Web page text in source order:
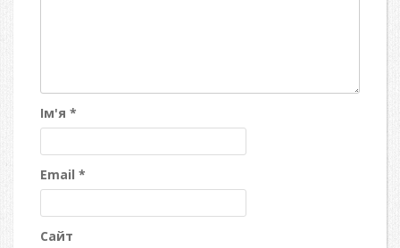
Ім'я *
Email *
Сайт